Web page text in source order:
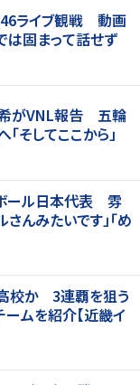
46ライブ観戦 動画
固まって話せず
がVNL報告 五輪
そしてここから」
ボール日本代表 雰
んみたいです」「め
校か 3連覇を狙う
ムを紹介【近畿イ